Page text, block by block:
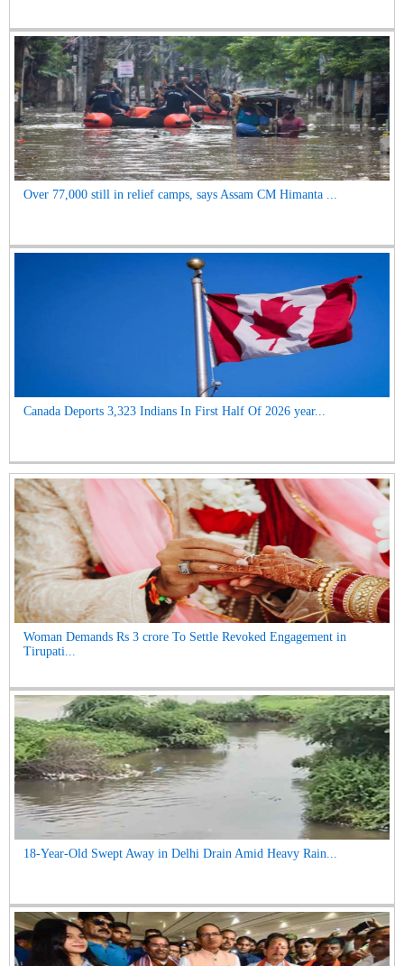
Over 77,000 still in relief camps, says Assam CM Himanta ...
Canada Deports 3,323 Indians In First Half Of 2026 year...
Woman Demands Rs 3 crore To Settle Revoked Engagement in
Tirupati...
18-Year-Old Swept Away in Delhi Drain Amid Heavy Rain...